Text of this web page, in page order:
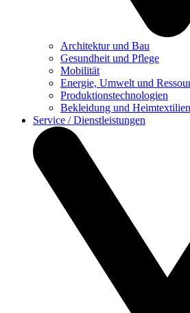
Architektur und Bau
Gesundheit und Pflege
Mobilität
Energie, Umwelt und
Produktionstechnologien
Bekleidung und Heimtextilien
Service / Dienstleistungen